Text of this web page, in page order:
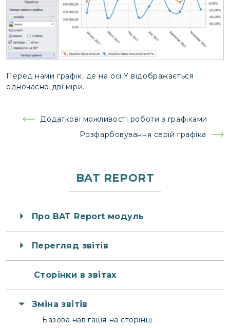
Перед нами графік, де на осі Y відображається
одночасно дві міри.
НавігаціяДодаткові можливості роботи з графіками
Розфарбовування серій графіка
BAT REPORT
Про BAT Report модуль
Перегляд звітів
Сторінки в звітах
Зміна звітів
Базова навігація на сторінці